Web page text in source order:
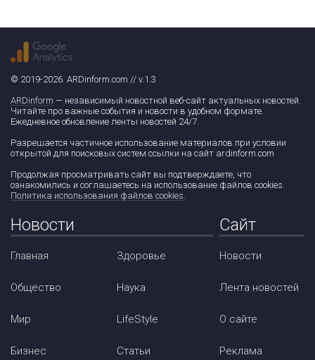
© 2019-2026. ARDinform.com // v.1.3
ARDinform — независимый новостной веб-сайт актуальных новостей.
Читайте про важные события и новости в удобном формате.
Ежедневное обновление ленты новостей 24/7.
Разрешается частичное использование материалов при условии
открытой для поисковых систем ссылки на сайт ardinform.com
Продолжая просматривать сайт вы подтверждаете, что
ознакомились и соглашаетесь на использование файлов cookies.
Политика использования файлов cookies.
Новости
Главная
Общество
Мир
Бизнес
Здоровье
Наука
LifeStyle
Статьи
Сайт
Новости
Лента новостей
О сайте
Реклама